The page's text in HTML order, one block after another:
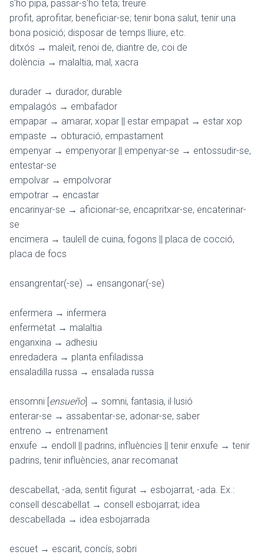
s'ho pipa, passar-s'ho teta; treure
profit, aprofitar, beneficiar-se; tenir bona salut, tenir una
bona posició; disposar de temps lliure, etc.
ditxós → maleït, renoi de, diantre de, coi de
dolència → malaltia, mal, xacra
durader → durador, durable
empalagós → embafador
empapar → amarar, xopar || estar empapat → estar xop
empaste → obturació, empastament
empenyar → empenyorar || empenyar-se → entossudir-se,
entestar-se
empolvar → empolvorar
empotrar → encastar
encarinyar-se → aficionar-se, encapritxar-se, encaterinar-
se
encimera → taulell de cuina, fogons || placa de cocció,
placa de focs
ensangrentar(-se) → ensangonar(-se)
enfermera → infermera
enfermetat → malaltia
enganxina → adhesiu
enredadera → planta enfiladissa
ensaladilla russa → ensalada russa
ensomni [ensueño] → somni, fantasia, il·lusió
enterar-se → assabentar-se, adonar-se, saber
entreno → entrenament
enxufe → endoll || padrins, influències || tenir enxufe → tenir
padrins, tenir influències, anar recomanat
descabellat, -ada, sentit figurat → esbojarrat, -ada. Ex.:
consell descabellat → consell esbojarrat; idea
descabellada → idea esbojarrada
escuet → escarit, concís, sobri